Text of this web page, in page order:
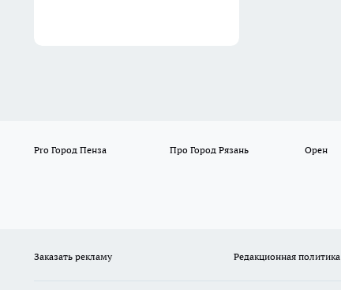
Pro Город Пенза Про Город Рязань Орен
Заказать рекламу Редакционная политика